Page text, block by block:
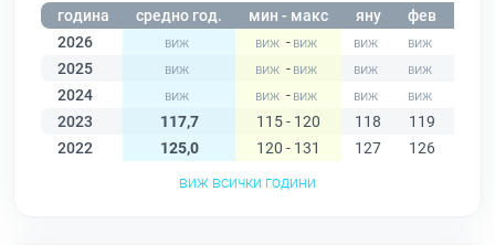
година средно год. мин - макс яну фев
2026
-
2025
-
2024
-
2023
117,7 115 - 120 118 119
2022
125,0 120 - 131 127 126
виж всички години